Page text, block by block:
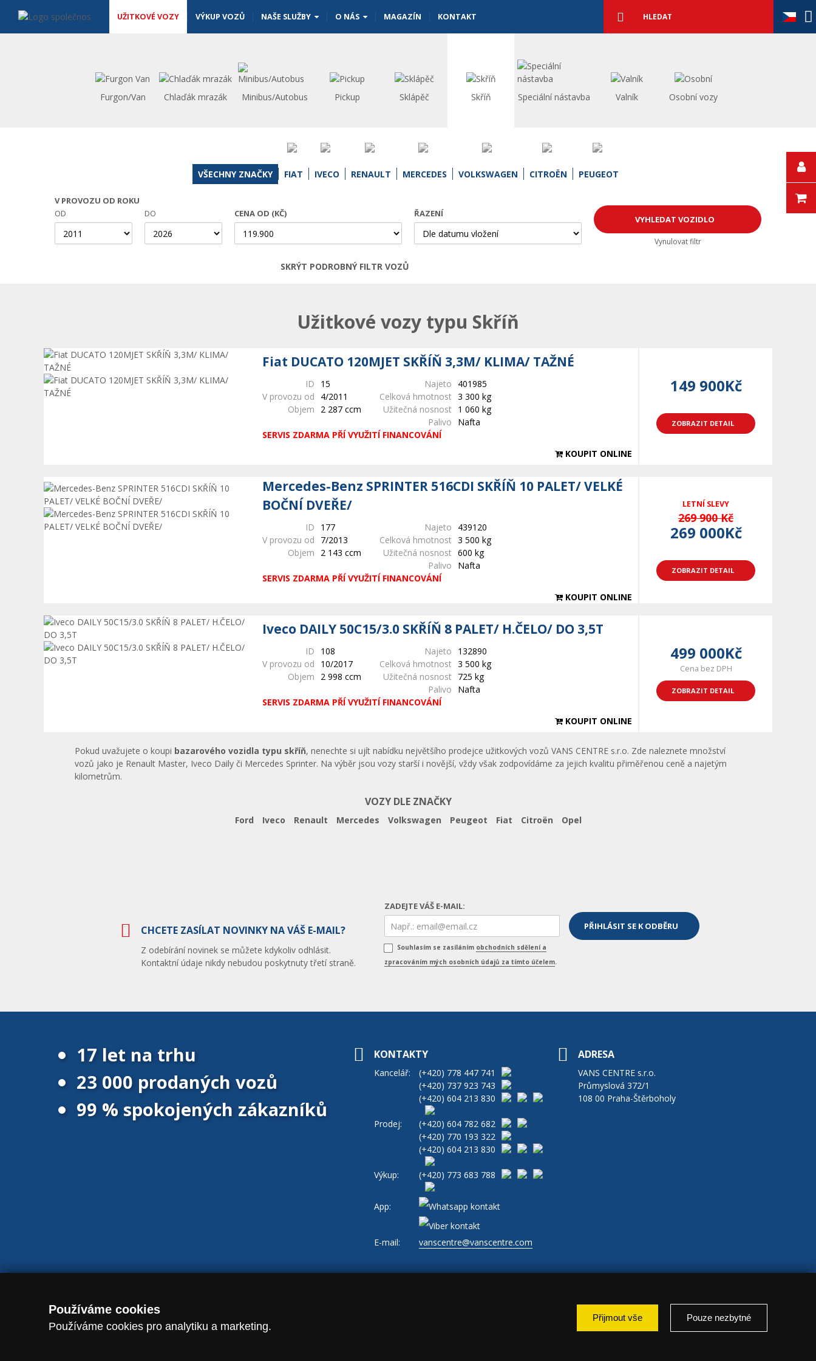
UŽITKOVÉ VOZY VÝKUP VOZŮ NAŠE SLUŽBY O NÁS MAGAZÍN KONTAKT vyhledávání
Vyhledat
Furgon/Van Chlaďák mrazák Minibus/Autobus Pickup Sklápěč Skříň Speciální nástavba Valník Osobní vozy
VŠECHNY ZNAČKY FIAT IVECO RENAULT MERCEDES VOLKSWAGEN CITROËN PEUGEOT
V PROVOZU OD ROKU
OD
DO CENA OD (KČ) ŘAZENÍ
Vynulovat filtr
SKRÝT PODROBNÝ FILTR VOZŮ
Užitkové vozy typu Skříň
Fiat DUCATO 120MJET SKŘÍŇ 3,3M/ KLIMA/ TAŽNÉ
ID 15 Najeto
401985
V provozu od
4/2011 Celková hmotnost 3 300 kg
Objem
2 287 ccm Užitečná nosnost
1 060 kg
Palivo
Nafta
SERVIS ZDARMA PŘÍ VYUŽITÍ FINANCOVÁNÍ
KOUPIT ONLINE
149 900Kč
ZOBRAZIT DETAIL
Mercedes-Benz SPRINTER 516CDI SKŘÍŇ 10 PALET/ VELKÉ
BOČNÍ DVEŘE/
ID 177 Najeto
439120
V provozu od
7/2013 Celková hmotnost 3 500 kg
Objem
2 143 ccm Užitečná nosnost 600 kg
Palivo
Nafta
SERVIS ZDARMA PŘÍ VYUŽITÍ FINANCOVÁNÍ
KOUPIT ONLINE
LETNÍ SLEVY
269 900 Kč
269 000Kč
ZOBRAZIT DETAIL
Iveco DAILY 50C15/3.0 SKŘÍŇ 8 PALET/ H.ČELO/ DO 3,5T
ID 108 Najeto
132890
V provozu od
10/2017 Celková hmotnost 3 500 kg
Objem
2 998 ccm Užitečná nosnost
725 kg
Palivo
Nafta
SERVIS ZDARMA PŘÍ VYUŽITÍ FINANCOVÁNÍ
KOUPIT ONLINE
499 000Kč
Cena bez DPH
ZOBRAZIT DETAIL
Pokud uvažujete o koupi bazarového vozidla typu skříň, nenechte si ujít nabídku největšího prodejce užitkových vozů VANS CENTRE s.r.o. Zde naleznete množství
vozů jako je Renault Master, Iveco Daily či Mercedes Sprinter. Na výběr jsou vozy starší i novější, vždy však zodpovídáme za jejich kvalitu přiměřenou ceně a najetým
kilometrům.
VOZY DLE ZNAČKY
Ford Iveco Renault Mercedes Volkswagen Peugeot Fiat Citroën Opel
CHCETE ZASÍLAT NOVINKY NA VÁŠ E-MAIL?
Z odebírání novinek se můžete kdykoliv odhlásit.
Kontaktní údaje nikdy nebudou poskytnuty třetí straně.
ZADEJTE VÁŠ E-MAIL:
Souhlasím se zasíláním obchodních sdělení a
zpracováním mých osobních údajů za tímto účelem.
17 let na trhu
23 000 prodaných vozů
99 % spokojených zákazníků
KONTAKTY
Kancelář: (+420) 778 447 741
(+420) 737 923 743
(+420) 604 213 830
Prodej: (+420) 604 782 682
(+420) 770 193 322
(+420) 604 213 830
Výkup: (+420) 773 683 788
App:
E-mail: vanscentre@vanscentre.com
ADRESA
VANS CENTRE s.r.o.
Průmyslová 372/1
108 00 Praha-Štěrboholy
Používáme cookies
Používáme cookies pro analytiku a marketing.
Přijmout vše Pouze nezbytné